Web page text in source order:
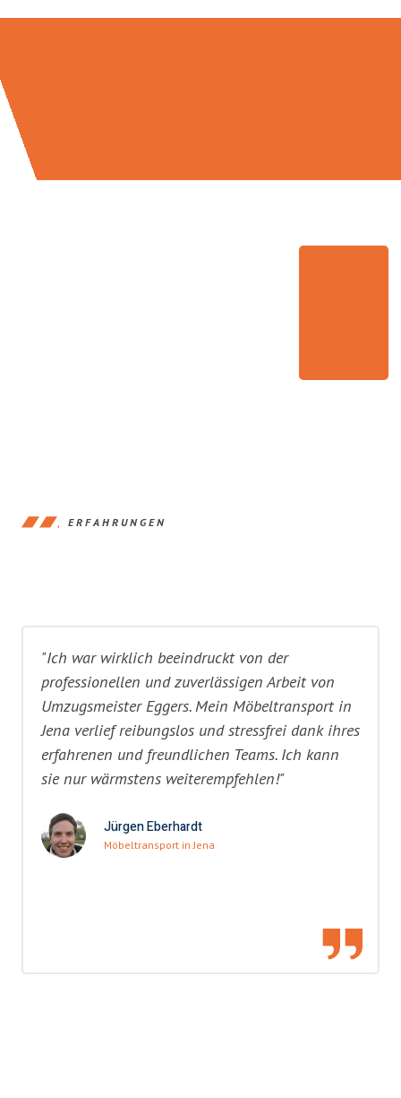
ERFAHRUNGEN
"Ich war wirklich beeindruckt von der
professionellen und zuverlässigen Arbeit von
Umzugsmeister Eggers. Mein Möbeltransport in
Jena verlief reibungslos und stressfrei dank ihres
erfahrenen und freundlichen Teams. Ich kann
sie nur wärmstens weiterempfehlen!"
Jürgen Eberhardt
Möbeltransport in Jena